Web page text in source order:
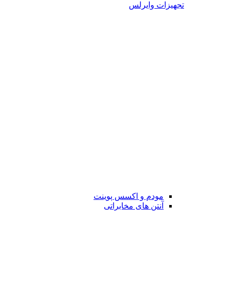
تجهیزات وایرلس
مودم و اکسس پوینت
آنتن های مخابراتی